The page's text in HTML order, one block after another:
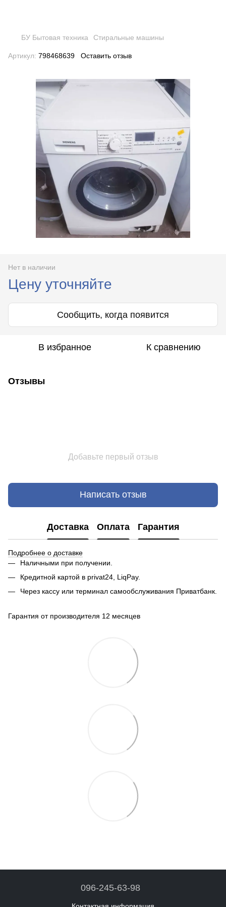
БУ Бытовая техника Стиральные машины
Артикул: 798468639 Оставить отзыв
Нет в наличии
Цену уточняйте
Сообщить, когда появится
В избранное К сравнению
Отзывы
Добавьте первый отзыв
Написать отзыв
Доставка Оплата Гарантия
Подробнее о доставке
Наличными при получении.
Кредитной картой в privat24, LiqPay.
Через кассу или терминал самообслуживания Приватбанк.
Гарантия от производителя 12 месяцев
096-245-63-98